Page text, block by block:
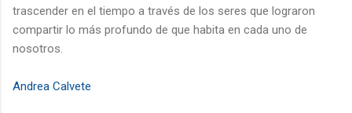
trascender en el tiempo a través de los seres que lograron
compartir lo más profundo de que habita en cada uno de
nosotros.
Andrea Calvete